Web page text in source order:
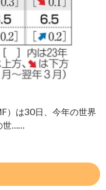
）は30日、今年の世界
世……